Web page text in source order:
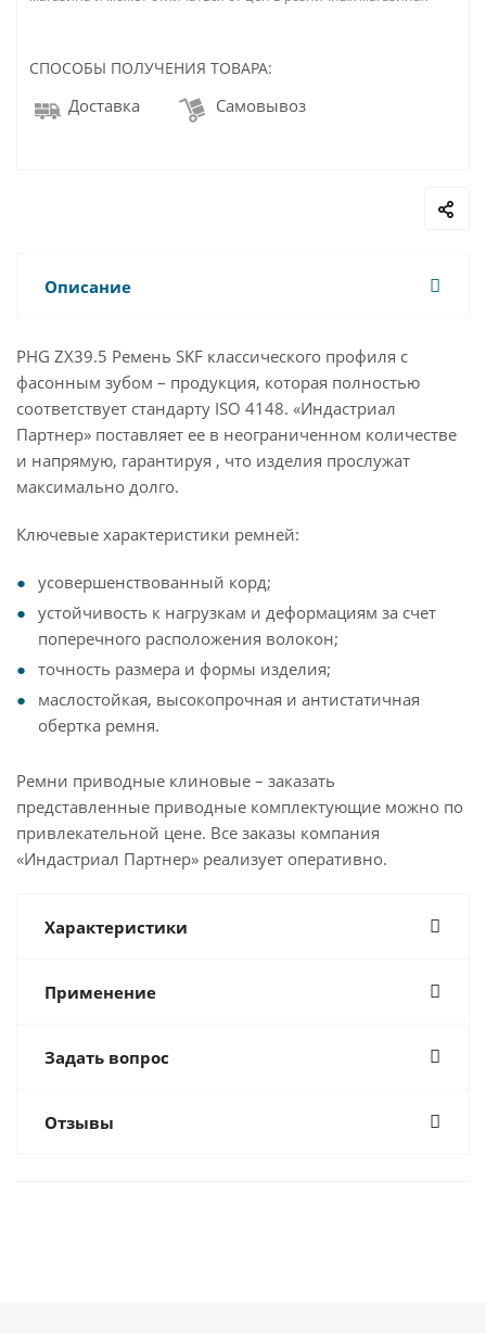
СПОСОБЫ ПОЛУЧЕНИЯ ТОВАРА:
Доставка Самовывоз
Описание
PHG ZX39.5 Ремень SKF классического профиля с
фасонным зубом – продукция, которая полностью
соответствует стандарту ISO 4148. «Индастриал
Партнер» поставляет ее в неограниченном количестве
и напрямую, гарантируя , что изделия прослужат
максимально долго.
Ключевые характеристики ремней:
усовершенствованный корд;
устойчивость к нагрузкам и деформациям за счет
поперечного расположения волокон;
точность размера и формы изделия;
маслостойкая, высокопрочная и антистатичная
обертка ремня.
Ремни приводные клиновые – заказать
представленные приводные комплектующие можно по
привлекательной цене. Все заказы компания
«Индастриал Партнер» реализует оперативно.
Характеристики
Применение
Задать вопрос
Отзывы